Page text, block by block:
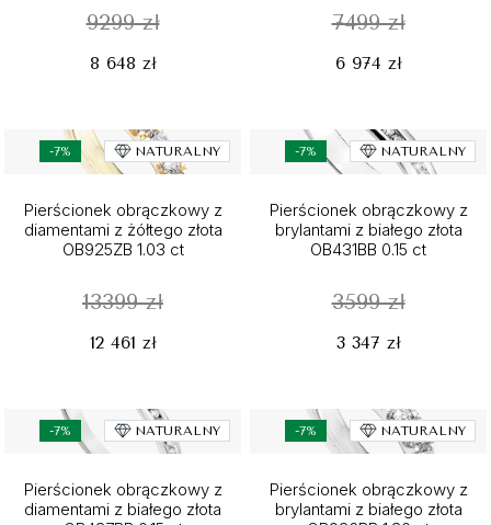
9299 zł
8 648 zł
7499 zł
6 974 zł
-7% NATURALNY
Pierścionek obrączkowy z
diamentami z żółtego złota
OB925ZB 1.03 ct
13399 zł
12 461 zł
-7% NATURALNY
Pierścionek obrączkowy z
brylantami z białego złota
OB431BB 0.15 ct
3599 zł
3 347 zł
-7% NATURALNY
Pierścionek obrączkowy z
diamentami z białego złota
-7% NATURALNY
Pierścionek obrączkowy z
brylantami z białego złota